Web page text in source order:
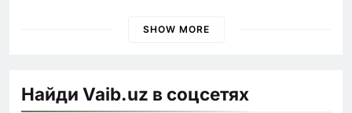
SHOW MORE
Найди Vaib.uz в соцсетях